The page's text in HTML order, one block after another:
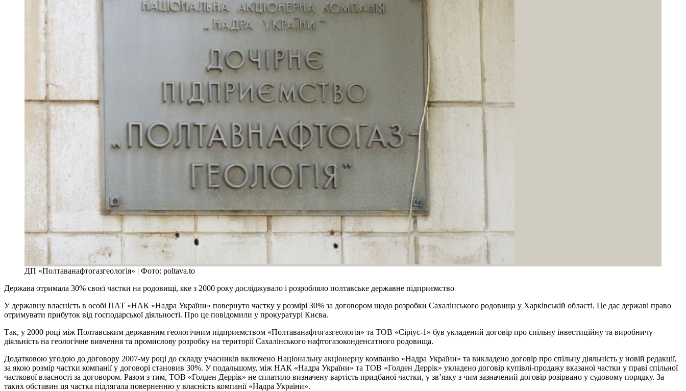
ДП «Полтаванафтогазгеологія» | Фото: poltava.to
Держава отримала 30% своєї частки на родовищі, яке з 2000 року досліджувало і розробляло полтавське державне підприємство
У державну власність в особі ПАТ «НАК «Надра України» повернуто частку у розмірі 30% за договором щодо розробки Сахалінського родовища у Харківській області. Це дає державі право
отримувати прибуток від господарської діяльності. Про це повідомили у прокуратурі Києва.
Так, у 2000 році між Полтавським державним геологічним підприємством «Полтаванафтогазгеологія» та ТОВ «Сіріус-1» був укладений договір про спільну інвестиційну та виробничу
діяльність на геологічне вивчення та промислову розробку на території Сахалінського нафтогазоконденсатного родовища.
Додатковою угодою до договору 2007-му році до складу учасників включено Національну акціонерну компанію «Надра України» та викладено договір про спільну діяльність у новій редакції,
за якою розмір частки компанії у договорі становив 30%. У подальшому, між НАК «Надра України» та ТОВ «Голден Деррік» укладено договір купівлі-продажу вказаної частки у праві спільної
часткової власності за договором. Разом з тим, ТОВ «Голден Деррік» не сплатило визначену вартість придбаної частки, у зв’язку з чим зазначений договір розірвано у судовому порядку. За
таких обставин ця частка підлягала поверненню у власність компанії «Надра України».